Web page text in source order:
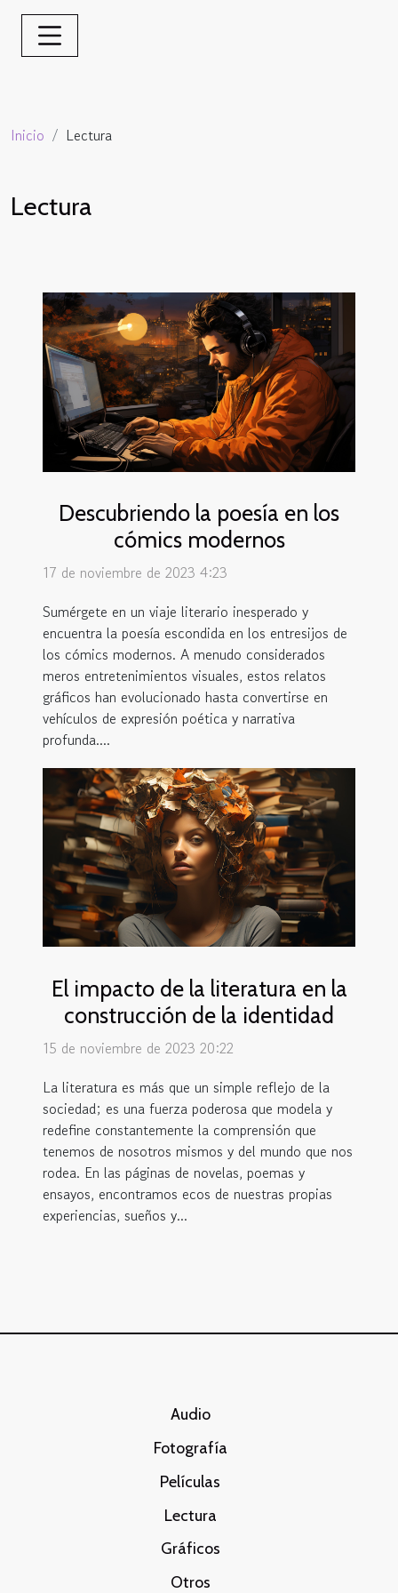
Inicio Lectura
Lectura
Descubriendo la poesía en los
cómics modernos
17 de noviembre de 2023 4:23
Sumérgete en un viaje literario inesperado y
encuentra la poesía escondida en los entresijos de
los cómics modernos. A menudo considerados
meros entretenimientos visuales, estos relatos
gráficos han evolucionado hasta convertirse en
vehículos de expresión poética y narrativa
profunda....
El impacto de la literatura en la
construcción de la identidad
15 de noviembre de 2023 20:22
La literatura es más que un simple reflejo de la
sociedad; es una fuerza poderosa que modela y
redefine constantemente la comprensión que
tenemos de nosotros mismos y del mundo que nos
rodea. En las páginas de novelas, poemas y
ensayos, encontramos ecos de nuestras propias
experiencias, sueños y...
Audio
Fotografía
Películas
Lectura
Gráficos
Otros